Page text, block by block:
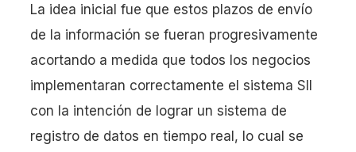
La idea inicial fue que estos plazos de envío
de la información se fueran progresivamente
acortando a medida que todos los negocios
implementaran correctamente el sistema SII
con la intención de lograr un sistema de
registro de datos en tiempo real, lo cual se